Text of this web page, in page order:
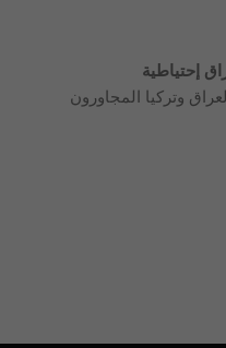
إحتياطية
وتركيا المجاورون